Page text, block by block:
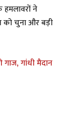
ने
को चुना और बड़ी
गाज, गांधी मैदान